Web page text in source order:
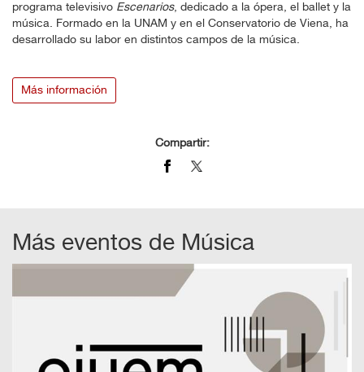
programa televisivo Escenarios, dedicado a la ópera, el ballet y la
música. Formado en la UNAM y en el Conservatorio de Viena, ha
desarrollado su labor en distintos campos de la música.
Más información
Compartir:
Más eventos de Música